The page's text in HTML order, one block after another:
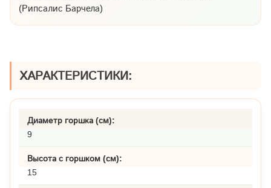
(Рипсалис Барчела)
ХАРАКТЕРИСТИКИ:
Диаметр горшка (см):
9
Высота с горшком (см):
15